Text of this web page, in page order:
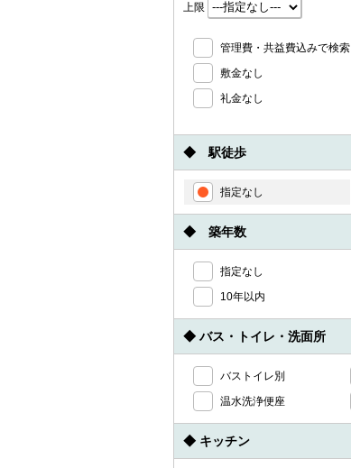
上限
管理費・共益費込みで検索
敷金なし
礼金なし
◆ 駅徒歩
指定なし
◆ 築年数
指定なし
10年以内
◆ バス・トイレ・洗面所
バストイレ別
温水洗浄便座
◆ キッチン